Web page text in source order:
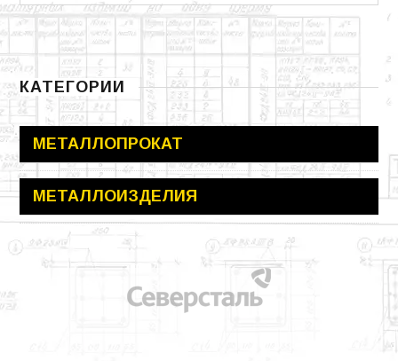
КАТЕГОРИИ
МЕТАЛЛОПРОКАТ
МЕТАЛЛОИЗДЕЛИЯ